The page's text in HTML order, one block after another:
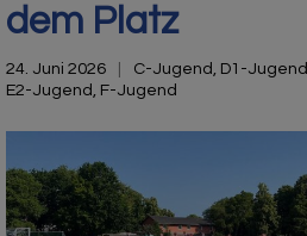
dem Platz
24. Juni 2026 C-Jugend D1-Jugend
E2-Jugend F-Jugend